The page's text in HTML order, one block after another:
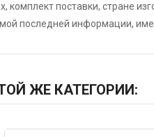
комплект поставки, стране
последней информации,
ЖЕ КАТЕГОРИИ: